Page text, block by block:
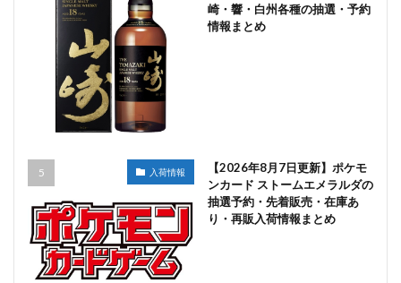
崎・響・白州各種の抽選・予約
情報まとめ
入荷情報
【2026年8月7日更新】ポケモ
ンカード ストームエメラルダの
抽選予約・先着販売・在庫あ
り・再販入荷情報まとめ